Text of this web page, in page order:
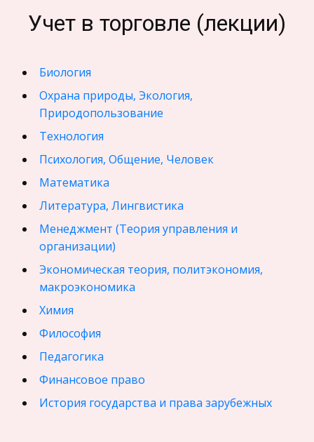
Учет в торговле (лекции)
Биология
Охрана природы, Экология,
Природопользование
Технология
Психология, Общение, Человек
Математика
Литература, Лингвистика
Менеджмент (Теория управления и
организации)
Экономическая теория, политэкономия,
макроэкономика
Химия
Философия
Педагогика
Финансовое право
История государства и права зарубежных